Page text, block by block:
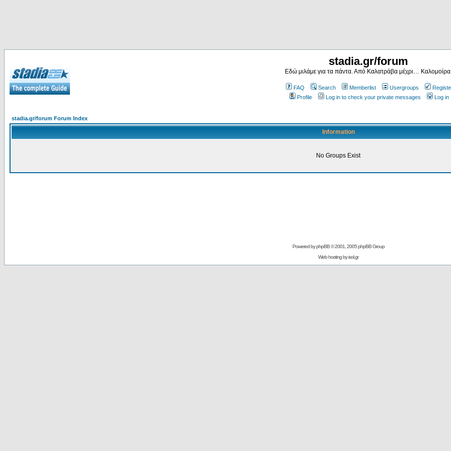
stadia.gr/forum
Εδώ μιλάμε για τα πάντα. Από Καλατράβα μέχρι…
FAQ Search Memberlist Usergroups
Profile
Log in to check your private messages Log in
stadia.gr/forum Forum Index
Information
No Groups Exist
Powered byphpBB© 2001, 2005 phpBB Group
Web hosting byisol.gr